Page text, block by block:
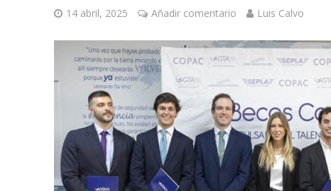
14 abril, 2025 Añadir comentario Luis Calvo